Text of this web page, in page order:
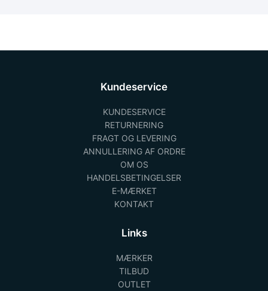
Kundeservice
KUNDESERVICE
RETURNERING
FRAGT OG LEVERING
ANNULLERING AF ORDRE
OM OS
HANDELSBETINGELSER
E-MÆRKET
KONTAKT
Links
MÆRKER
TILBUD
OUTLET